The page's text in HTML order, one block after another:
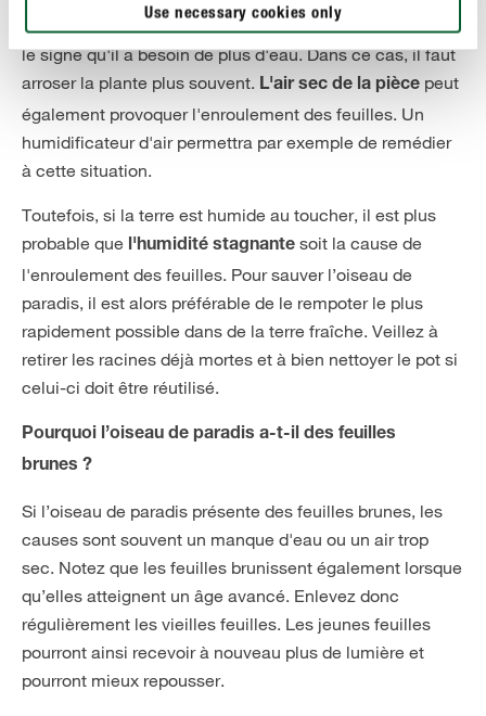
Use necessary cookies only
Si l’oiseau de paradis enroule ses feuilles, cela peut être
le signe qu'il a besoin de plus d'eau. Dans ce cas, il faut
arroser la plante plus souvent. L'air sec de la pièce peut
également provoquer l'enroulement des feuilles. Un
humidificateur d'air permettra par exemple de remédier
à cette situation.
Toutefois, si la terre est humide au toucher, il est plus
probable que l'humidité stagnante soit la cause de
l'enroulement des feuilles. Pour sauver l’oiseau de
paradis, il est alors préférable de le rempoter le plus
rapidement possible dans de la terre fraîche. Veillez à
retirer les racines déjà mortes et à bien nettoyer le pot si
celui-ci doit être réutilisé.
Pourquoi l’oiseau de paradis a-t-il des feuilles
brunes ?
Si l’oiseau de paradis présente des feuilles brunes, les
causes sont souvent un manque d'eau ou un air trop
sec. Notez que les feuilles brunissent également lorsque
qu’elles atteignent un âge avancé. Enlevez donc
régulièrement les vieilles feuilles. Les jeunes feuilles
pourront ainsi recevoir à nouveau plus de lumière et
pourront mieux repousser.